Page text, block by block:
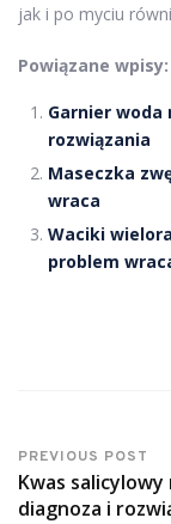
jak i po myciu
Powiązane wpisy:
Garnier
rozwiązania
Maseczka
wraca
Waciki
problem
PREVIOUS POST
Kwas
diagnoza i